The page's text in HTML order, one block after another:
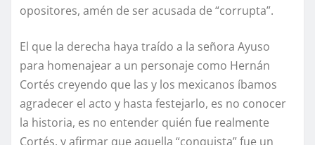
opositores, amén de ser acusada de “corrupta”.
El que la derecha haya traído a la señora Ayuso
para homenajear a un personaje como Hernán
Cortés creyendo que las y los mexicanos íbamos
agradecer el acto y hasta festejarlo, es no conocer
la historia, es no entender quién fue realmente
Cortés, y afirmar que aquella “conquista” fue un